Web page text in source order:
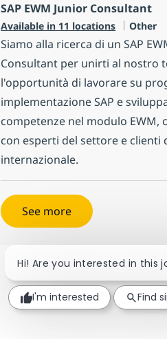
SAP EWM Junior Consultant
Available in 11 locations Category
Other
Siamo alla ricerca di un SAP
Consultant per unirti al nostro
l'opportunità di lavorare su
implementazione SAP e
competenze nel modulo EWM,
con esperti del settore e clienti
internazionale.
See more
Hi! Are you interested in this
I'm interested Find